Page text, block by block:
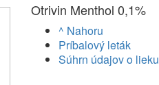
Otrivin Menthol 0,1%
^ Nahoru
Príbalový leták
Súhrn údajov o lieku